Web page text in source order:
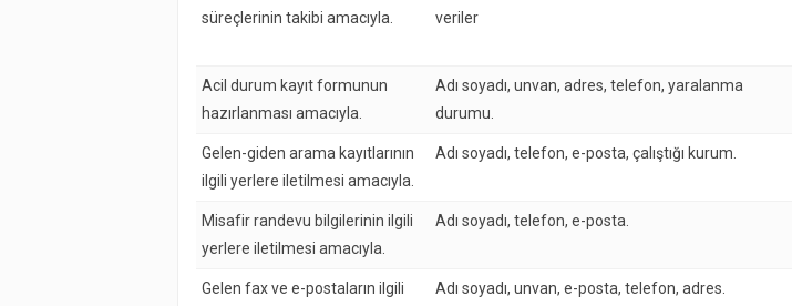
süreçlerinin takibi amacıyla.
veriler
Acil durum kayıt formunun
hazırlanması amacıyla.
Adı soyadı, unvan, adres, telefon, yaralanma
durumu.
Gelen-giden arama kayıtlarının
ilgili yerlere iletilmesi amacıyla.
Adı soyadı, telefon, e-posta, çalıştığı kurum.
Misafir randevu bilgilerinin ilgili
yerlere iletilmesi amacıyla.
Adı soyadı, telefon, e-posta.
Gelen fax ve e-postaların ilgili
Adı soyadı, unvan, e-posta, telefon, adres.